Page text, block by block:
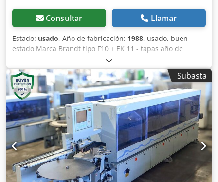
Consultar Llamar
Estado: usado, Año de fabricación: 1988, usado, buen
estado Marca Brandt tipo F10 + EK 11 - tapas año de
fabricación 1988 Masch.-Nr. 0-260-01-2188/0-260-01-2746
Espacio necesario aprox. 1100 mm x 1100 mm x 1700 mm
Lugar de almacenamiento 97447 Gerolzhofen, carga libre,
sin embalaje Dcsdevwf Txepfx Aqrsk Entrega en el estado
real de inspección, sin revisión, sin garantía
Subasta